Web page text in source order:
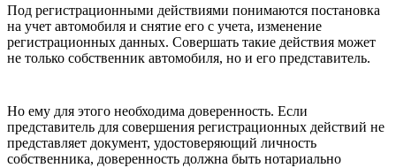
Под регистрационными действиями понимаются постановка
на учет автомобиля и снятие его с учета, изменение
регистрационных данных. Совершать такие действия может
не только собственник автомобиля, но и его представитель.
Но ему для этого необходима доверенность. Если
представитель для совершения регистрационных действий не
представляет документ, удостоверяющий личность
собственника, доверенность должна быть нотариально